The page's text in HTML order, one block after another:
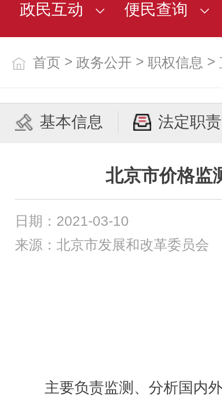
政民互动
便民查询
首页 > 政务公开 > 职权信息 >
基本信息 法定职责
北京市价格监
日期：2021-03-10
来源：北京市发展和改革委员会
主要负责监测、分析国内外